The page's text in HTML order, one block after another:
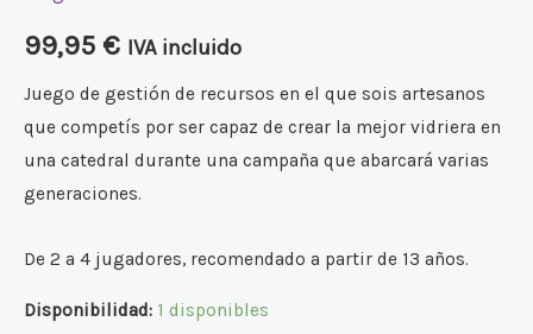
99,95 € IVA incluido
Juego de gestión de recursos en el que sois artesanos
que competís por ser capaz de crear la mejor vidriera en
una catedral durante una campaña que abarcará varias
generaciones.
De 2 a 4 jugadores, recomendado a partir de 13 años.
Disponibilidad: 1 disponibles